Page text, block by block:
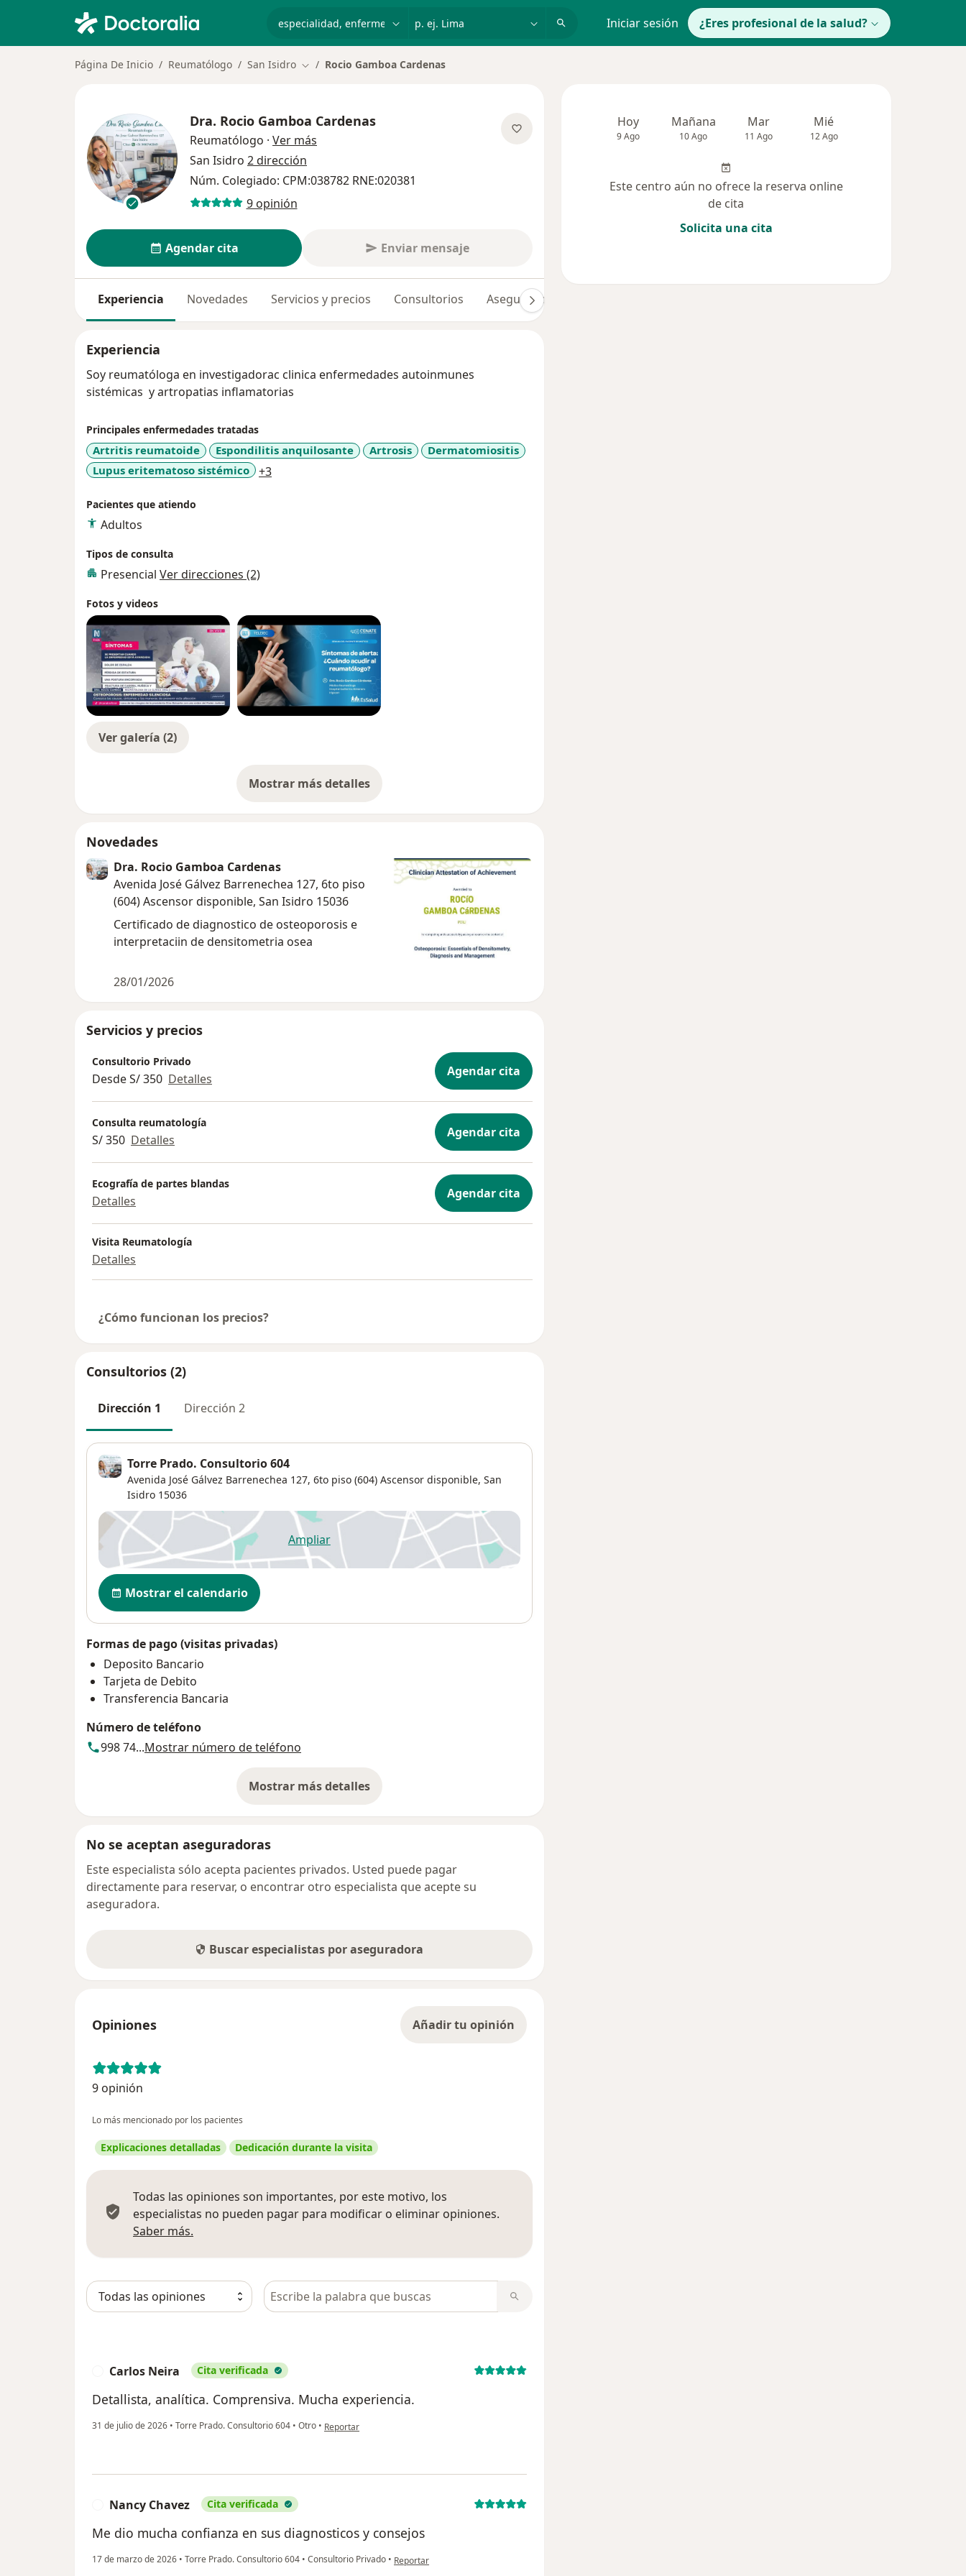
Iniciar sesión ¿Eres profesional de la salud?
Página De Inicio Reumatólogo San Isidro Cambiar de ciudad
Rocio Gamboa Cardenas
Dra. Rocio Gamboa Cardenas
Reumatólogo · Ver más
San Isidro 2 dirección
Núm. Colegiado: CPM:038782 RNE:020381
9 opinión
Agendar cita Enviar mensaje
Experiencia Novedades Servicios y precios Consultorios Aseguradoras
Experiencia
Soy reumatóloga en investigadorac clinica enfermedades autoinmunes
sistémicas y artropatias inflamatorias
Principales enfermedades tratadas
Artritis reumatoide Espondilitis anquilosante Artrosis
Dermatomiositis
Lupus eritematoso sistémico
+3a11y_sr_more_diseases
Pacientes que atiendo
Adultos
Tipos de consulta
Presencial Ver direcciones (2)
Fotos y videos
Ver galería (2)
Mostrar más detalles
sobre la experiencia
Novedades
Dra. Rocio Gamboa Cardenas
Avenida José Gálvez Barrenechea 127, 6to piso
(604) Ascensor disponible, San Isidro 15036
Certificado de diagnostico de osteoporosis e
interpretaciin de densitometria osea
28/01/2026
Servicios y precios
Consultorio Privado
Desde S/ 350 Detalles Agendar cita
Consulta reumatología
S/ 350 Detalles Agendar cita
Ecografía de partes blandas
Detalles Agendar cita
Visita Reumatología
Detalles
¿Cómo funcionan los precios?
Consultorios (2)
Dirección 1 Dirección 2
Torre Prado. Consultorio 604
Avenida José Gálvez Barrenechea 127, 6to piso (604) Ascensor disponible, San
Isidro 15036
Ampliarse abre en una nueva pestaña
Disponibilidad
Mostrar el calendario
Formas de pago (visitas privadas)
Deposito Bancario
Tarjeta de Debito
Transferencia Bancaria
Número de teléfono
998 74...Mostrar número de teléfono
Mostrar más detalles
sobre la dirección
No se aceptan aseguradoras
Este especialista sólo acepta pacientes privados. Usted puede pagar
directamente para reservar, o encontrar otro especialista que acepte su
aseguradora.
Buscar especialistas por aseguradora
Opiniones Añadir tu opinión
9 opinión
Lo más mencionado por los pacientes
Explicaciones detalladas Dedicación durante la visita
Todas las opiniones son importantes, por este motivo, los
especialistas no pueden pagar para modificar o eliminar opiniones.
Saber más.
Busca en opiniones
Carlos Neira Cita verificada
Detallista, analítica. Comprensiva. Mucha experiencia.
31 de julio de 2026 • Torre Prado. Consultorio 604 • Otro • en opinión del usuario Carlos Neira
Reportar
Nancy Chavez Cita verificada
Me dio mucha confianza en sus diagnosticos y consejos
17 de marzo de 2026 • Torre Prado. Consultorio 604 • Consultorio Privado • en opinión del usuario Nancy Chavez
Reportar
Hoy
9 Ago
Mañana
10 Ago
Mar
11 Ago
Mié
12 Ago
Este centro aún no ofrece la reserva online
de cita
Solicita una cita